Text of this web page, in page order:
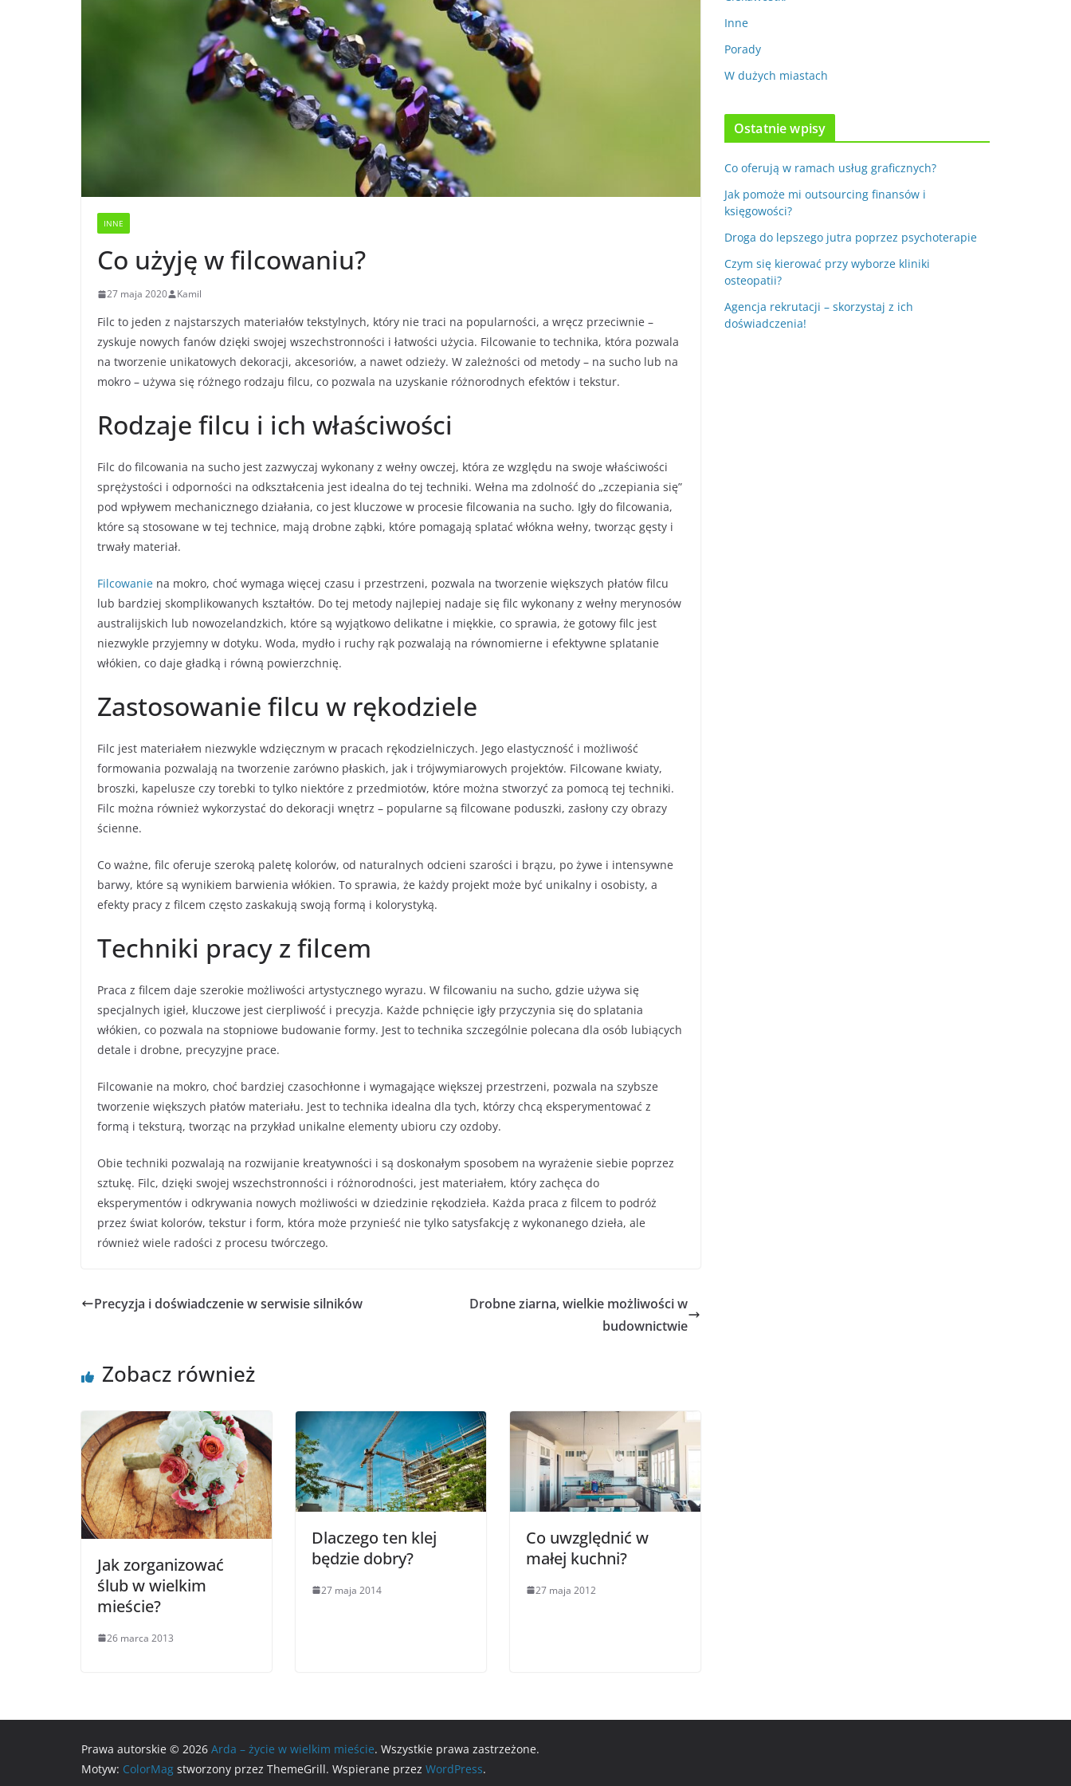
INNE
Co użyję w filcowaniu?
27 maja 2020 Kamil
Filc to jeden z najstarszych materiałów tekstylnych, który nie traci na popularności, a wręcz przeciwnie –
zyskuje nowych fanów dzięki swojej wszechstronności i łatwości użycia. Filcowanie to technika, która pozwala
na tworzenie unikatowych dekoracji, akcesoriów, a nawet odzieży. W zależności od metody – na sucho lub na
mokro – używa się różnego rodzaju filcu, co pozwala na uzyskanie różnorodnych efektów i tekstur.
Rodzaje filcu i ich właściwości
Filc do filcowania na sucho jest zazwyczaj wykonany z wełny owczej, która ze względu na swoje właściwości
sprężystości i odporności na odkształcenia jest idealna do tej techniki. Wełna ma zdolność do „zczepiania się”
pod wpływem mechanicznego działania, co jest kluczowe w procesie filcowania na sucho. Igły do filcowania,
które są stosowane w tej technice, mają drobne ząbki, które pomagają splatać włókna wełny, tworząc gęsty i
trwały materiał.
Filcowanie na mokro, choć wymaga więcej czasu i przestrzeni, pozwala na tworzenie większych płatów filcu
lub bardziej skomplikowanych kształtów. Do tej metody najlepiej nadaje się filc wykonany z wełny merynosów
australijskich lub nowozelandzkich, które są wyjątkowo delikatne i miękkie, co sprawia, że gotowy filc jest
niezwykle przyjemny w dotyku. Woda, mydło i ruchy rąk pozwalają na równomierne i efektywne splatanie
włókien, co daje gładką i równą powierzchnię.
Zastosowanie filcu w rękodziele
Filc jest materiałem niezwykle wdzięcznym w pracach rękodzielniczych. Jego elastyczność i możliwość
formowania pozwalają na tworzenie zarówno płaskich, jak i trójwymiarowych projektów. Filcowane kwiaty,
broszki, kapelusze czy torebki to tylko niektóre z przedmiotów, które można stworzyć za pomocą tej techniki.
Filc można również wykorzystać do dekoracji wnętrz – popularne są filcowane poduszki, zasłony czy obrazy
ścienne.
Co ważne, filc oferuje szeroką paletę kolorów, od naturalnych odcieni szarości i brązu, po żywe i intensywne
barwy, które są wynikiem barwienia włókien. To sprawia, że każdy projekt może być unikalny i osobisty, a
efekty pracy z filcem często zaskakują swoją formą i kolorystyką.
Techniki pracy z filcem
Praca z filcem daje szerokie możliwości artystycznego wyrazu. W filcowaniu na sucho, gdzie używa się
specjalnych igieł, kluczowe jest cierpliwość i precyzja. Każde pchnięcie igły przyczynia się do splatania
włókien, co pozwala na stopniowe budowanie formy. Jest to technika szczególnie polecana dla osób lubiących
detale i drobne, precyzyjne prace.
Filcowanie na mokro, choć bardziej czasochłonne i wymagające większej przestrzeni, pozwala na szybsze
tworzenie większych płatów materiału. Jest to technika idealna dla tych, którzy chcą eksperymentować z
formą i teksturą, tworząc na przykład unikalne elementy ubioru czy ozdoby.
Obie techniki pozwalają na rozwijanie kreatywności i są doskonałym sposobem na wyrażenie siebie poprzez
sztukę. Filc, dzięki swojej wszechstronności i różnorodności, jest materiałem, który zachęca do
eksperymentów i odkrywania nowych możliwości w dziedzinie rękodzieła. Każda praca z filcem to podróż
przez świat kolorów, tekstur i form, która może przynieść nie tylko satysfakcję z wykonanego dzieła, ale
również wiele radości z procesu twórczego.
Precyzja i doświadczenie w serwisie silników
Drobne ziarna, wielkie możliwości w
budownictwie
Zobacz również
Jak zorganizować
ślub w wielkim
mieście?
26 marca 2013
Dlaczego ten klej
będzie dobry?
27 maja 2014
Co uwzględnić w
małej kuchni?
27 maja 2012
Inne
Porady
W dużych miastach
Ostatnie wpisy
Co oferują w ramach usług graficznych?
Jak pomoże mi outsourcing finansów i
księgowości?
Droga do lepszego jutra poprzez psychoterapie
Czym się kierować przy wyborze kliniki
osteopatii?
Agencja rekrutacji – skorzystaj z ich
doświadczenia!
Prawa autorskie © 2026 Arda – życie w wielkim mieście. Wszystkie prawa zastrzeżone.
Motyw: ColorMag stworzony przez ThemeGrill. Wspierane przez WordPress.